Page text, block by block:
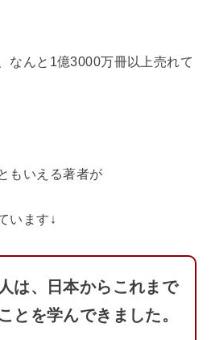
なんと1億3000万冊以上売れて
もいえる著者が
います↓
は、日本からこれまで
とを学んできました。